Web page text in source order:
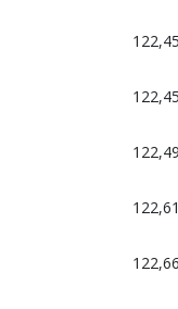
122,45
122,45
122,49
122,61
122,66